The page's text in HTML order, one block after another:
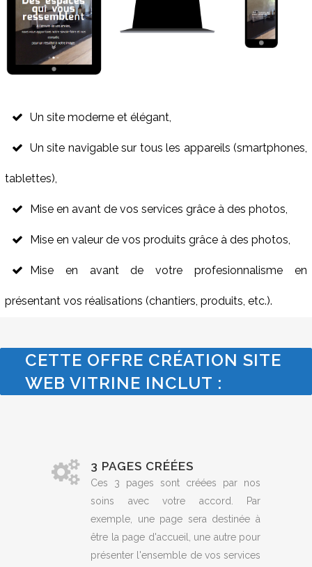
Un site moderne et élégant,
Un site navigable sur tous les appareils (smartphones,
tablettes),
Mise en avant de vos services grâce à des photos,
Mise en valeur de vos produits grâce à des photos,
Mise en avant de votre profesionnalisme en
présentant vos réalisations (chantiers, produits, etc.).
CETTE OFFRE CRÉATION SITE
WEB VITRINE INCLUT :
3 PAGES CRÉÉES
Ces 3 pages sont créées par nos
soins avec votre accord. Par
exemple, une page sera destinée à
être la page d'accueil, une autre pour
présenter l'ensemble de vos services